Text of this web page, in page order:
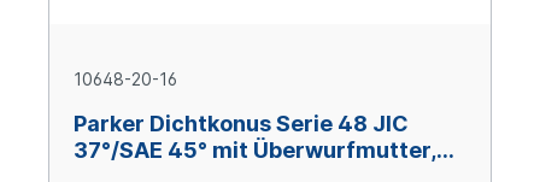
10648-20-16
Parker Dichtkonus Serie 48 JIC
37°/SAE 45° mit Überwurfmutter,